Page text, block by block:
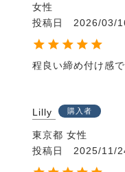
女性
投稿日
2026/03/
程良い締め付け感
Lilly 購入者
東京都 女性
投稿日
2025/11/